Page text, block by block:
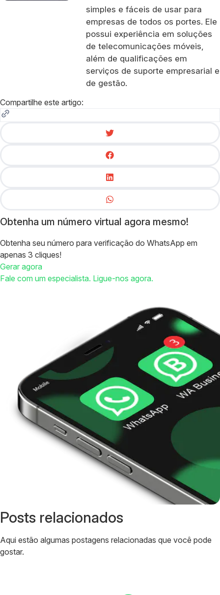
simples e fáceis de usar para
empresas de todos os portes. Ele
possui experiência em soluções
de telecomunicações móveis,
além de qualificações em
serviços de suporte empresarial e
de gestão.
Compartilhe este artigo:
Obtenha um número virtual agora mesmo!
Obtenha seu número para verificação do WhatsApp em
apenas 3 cliques!
Gerar agora
Fale com um especialista. Ligue-nos agora.
Posts relacionados
Aqui estão algumas postagens relacionadas que você pode
gostar.